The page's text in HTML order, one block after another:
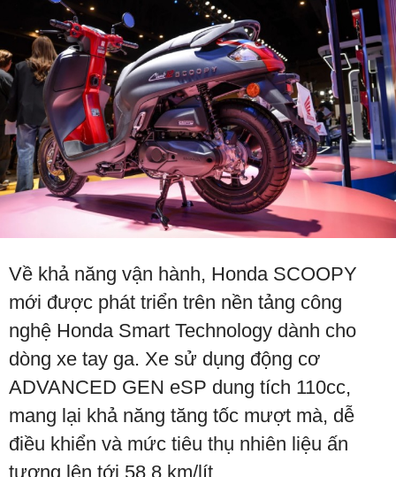
Về khả năng vận hành, Honda SCOOPY
mới được phát triển trên nền tảng công
nghệ Honda Smart Technology dành cho
dòng xe tay ga. Xe sử dụng động cơ
ADVANCED GEN eSP dung tích 110cc,
mang lại khả năng tăng tốc mượt mà, dễ
điều khiển và mức tiêu thụ nhiên liệu ấn
tượng lên tới 58,8 km/lít.